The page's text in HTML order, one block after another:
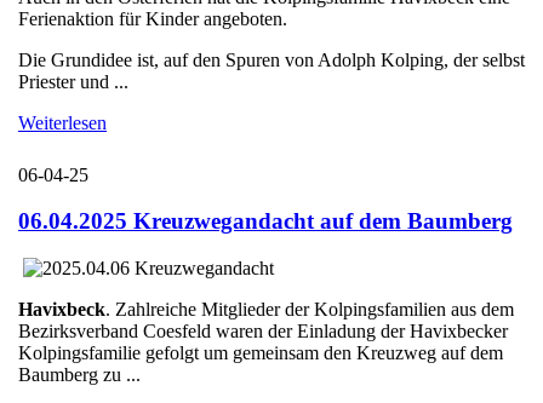
Ferienaktion für Kinder angeboten.
Die Grundidee ist, auf den Spuren von Adolph Kolping, der selbst
Priester und ...
Weiterlesen
06-04-25
06.04.2025 Kreuzwegandacht auf dem Baumberg
Havixbeck. Zahlreiche Mitglieder der Kolpingsfamilien aus dem
Bezirksverband Coesfeld waren der Einladung der Havixbecker
Kolpingsfamilie gefolgt um gemeinsam den Kreuzweg auf dem
Baumberg zu ...